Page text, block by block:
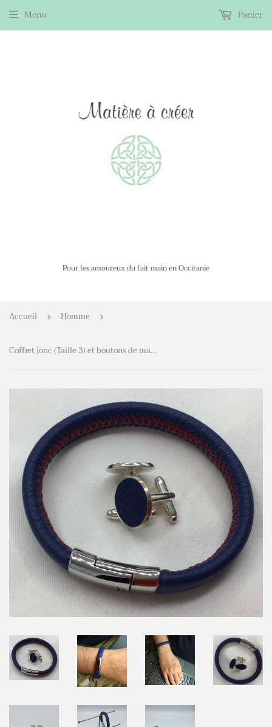
Pour les amoureux du fait main en Occitanie
Menu Panier
Accueil › Homme ›
Coffret jonc (Taille 3) et boutons de manchette coordonnés en cuir Classic Blue - Coffret Homme